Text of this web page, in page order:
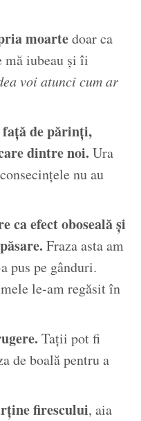
moartedoar ca
mă iubeau și îi
voi atunci cum ar
față de părinți,
dintre noi. Ura
nu au
ca efect oboseală și
Fraza asta am
pus pe gânduri.
le-am regăsit în
Tații pot fi
de boală pentru a
firescului, aia